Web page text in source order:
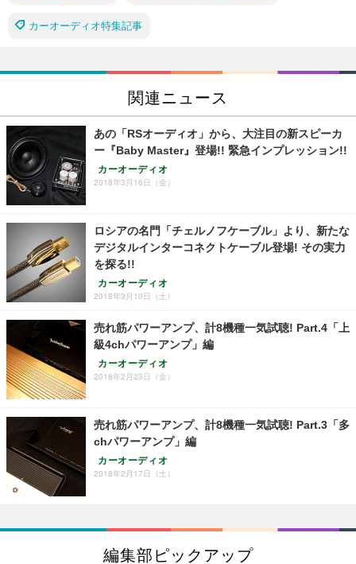
カーオーディオ特集記事
関連ニュース
あの「RSオーディオ」から、大注目の新スピーカ
ー『Baby Master』登場!! 緊急インプレッション!!
カーオーディオ
2018年3月16日（金）
ロシアの名門「チェルノフケーブル」より、新たな
デジタルインターコネクトケーブル登場! その実力
を探る!!
カーオーディオ
2018年3月10日（土）
売れ筋パワーアンプ、計8機種一気試聴! Part.4「上
級4chパワーアンプ」編
カーオーディオ
2018年2月23日（金）
売れ筋パワーアンプ、計8機種一気試聴! Part.3「多
chパワーアンプ」編
カーオーディオ
2018年2月17日（土）
編集部ピックアップ